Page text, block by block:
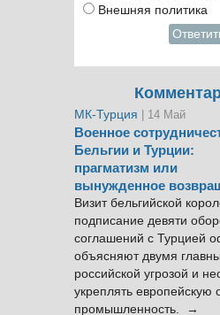
Внешняя политика
МК-Турция | 14 Май
Военное
Бельгии и Турции:
прагматизм или
вынужденное
Визит бельгийской
подписание девяти
соглашений с Турцией
объясняют двумя
российской угрозой и
укреплять европейскую
промышленность. →